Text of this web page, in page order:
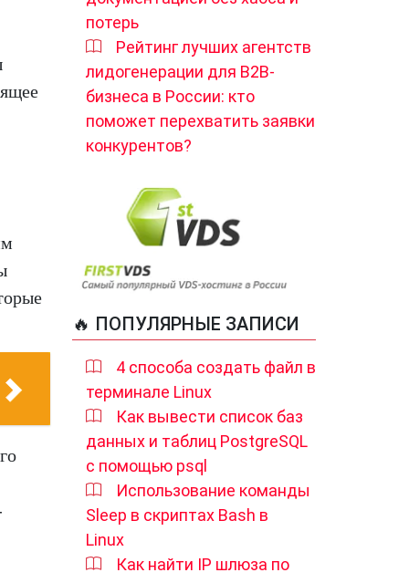
потерь
Рейтинг лучших агентств
лидогенерации для B2B-
бизнеса в России: кто
поможет перехватить заявки
конкурентов?
🔥 ПОПУЛЯРНЫЕ ЗАПИСИ
4 способа создать файл в
терминале Linux
Как вывести список баз
данных и таблиц PostgreSQL
с помощью psql
Использование команды
Sleep в скриптах Bash в
Linux
Как найти IP шлюза по